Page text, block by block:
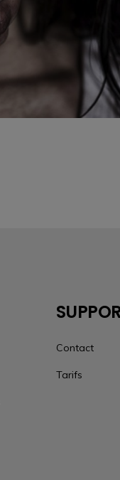
Contact
Tarifs